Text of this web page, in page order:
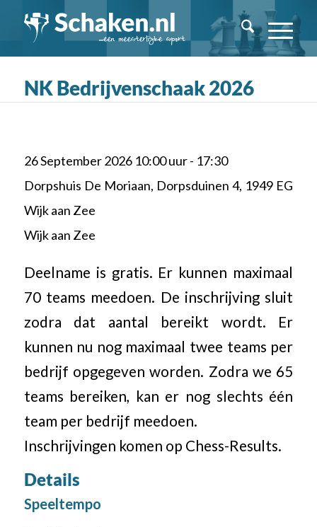
NK Bedrijvenschaak 2026
26 September 2026 10:00 uur - 17:30
Dorpshuis De Moriaan, Dorpsduinen 4, 1949 EG
Wijk aan Zee
Wijk aan Zee
Deelname is gratis. Er kunnen maximaal
70 teams meedoen. De inschrijving sluit
zodra dat aantal bereikt wordt. Er
kunnen nu nog maximaal twee teams per
bedrijf opgegeven worden. Zodra we 65
teams bereiken, kan er nog slechts één
team per bedrijf meedoen.
Inschrijvingen komen op Chess-Results.
Details
Speeltempo